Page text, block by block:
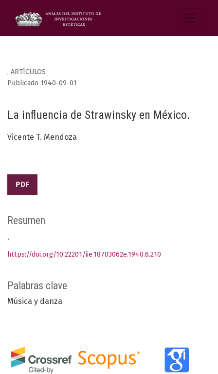
, ARTÍCULOS
La influencia de Strawinsky en México.
Publicado 1940-09-01
Vicente T. Mendoza
PDF
Palabras clave
Música y danza
Resumen
.
https://doi.org/10.22201/iie.18703062e.1940.6.210